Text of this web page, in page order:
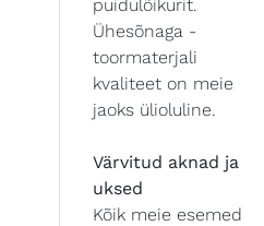
puidulõikurit.
Ühesõnaga -
toormaterjali
kvaliteet on meie
jaoks ülioluline.
Värvitud aknad ja
uksed
Kõik meie esemed